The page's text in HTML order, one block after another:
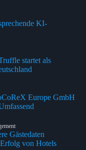
KI-
startet als
Europe GmbH
Gästedaten
von Hotels